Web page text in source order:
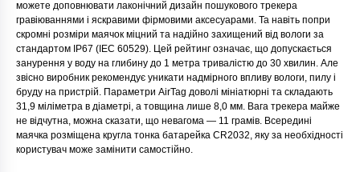
можете доповнювати лаконічний дизайн пошукового трекера
гравіюваннями і яскравими фірмовими аксесуарами. Та навіть попри
скромні розміри маячок міцний та надійно захищений від вологи за
стандартом IP67 (IEC 60529). Цей рейтинг означає, що допускається
занурення у воду на глибину до 1 метра тривалістю до 30 хвилин. Але
звісно виробник рекомендує уникати надмірного впливу вологи, пилу і
бруду на пристрій. Параметри AirTag доволі мініатюрні та складають
31,9 міліметра в діаметрі, а товщина лише 8,0 мм. Вага трекера майже
не відчутна, можна сказати, що невагома — 11 грамів. Всередині
маячка розміщена кругла тонка батарейка CR2032, яку за необхідності
користувач може замінити самостійнo.